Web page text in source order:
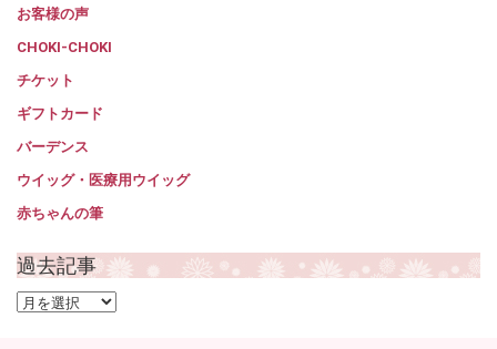
お客様の声
CHOKI-CHOKI
チケット
ギフトカード
バーデンス
ウイッグ・医療用ウイッグ
赤ちゃんの筆
過去記事
過